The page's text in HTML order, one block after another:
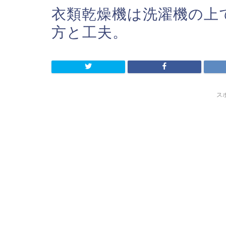
衣類乾燥機は洗濯機の上
方と工夫。
ス